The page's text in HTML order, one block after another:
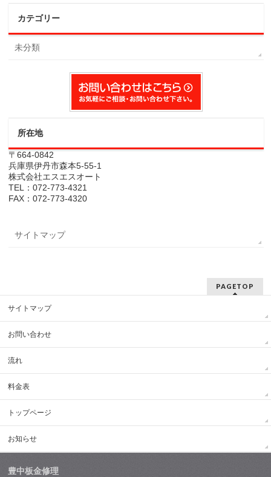
カテゴリー
未分類
所在地
〒664-0842
兵庫県伊丹市森本5-55-1
株式会社エスエスオート
TEL：072-773-4321
FAX：072-773-4320
サイトマップ
PAGETOP
サイトマップ
お問い合わせ
流れ
料金表
トップページ
お知らせ
豊中板金修理